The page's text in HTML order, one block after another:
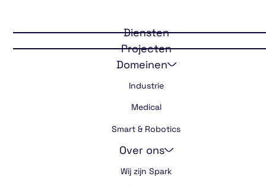
Diensten
Projecten
Domeinen
Industrie
Medical
Smart & Robotics
Over ons
Wij zijn Spark
Industrie